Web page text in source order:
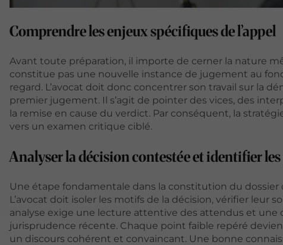
Comprendre les enjeux spécifiques de l’appel
Avant toute préparation, il importe de cerner la nature
constitue pas une nouvelle instance de jugement au
regard. L’avocat doit donc concentrer son travail sur la
premier jugement. Il s’agit de pointer des vices, des
la remise en cause du verdict. Par conséquent, la
vers un examen critique ciblé.
Analyser la décision contestée et identifier
Une étape fondamentale dans la constitution du
L’avocat doit isoler les motifs de la décision, vérifier
analyse exige une lecture attentive des attendus et une
jurisprudence récente. Chaque point faible repéré
un discours cohérent et convaincant. Une bonne